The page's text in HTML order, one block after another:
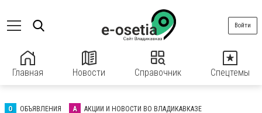
Главная Новости Справочник Спецтемы
Войти
О ОБЪЯВЛЕНИЯ А АКЦИИ И НОВОСТИ ВО ВЛАДИКАВКАЗЕ